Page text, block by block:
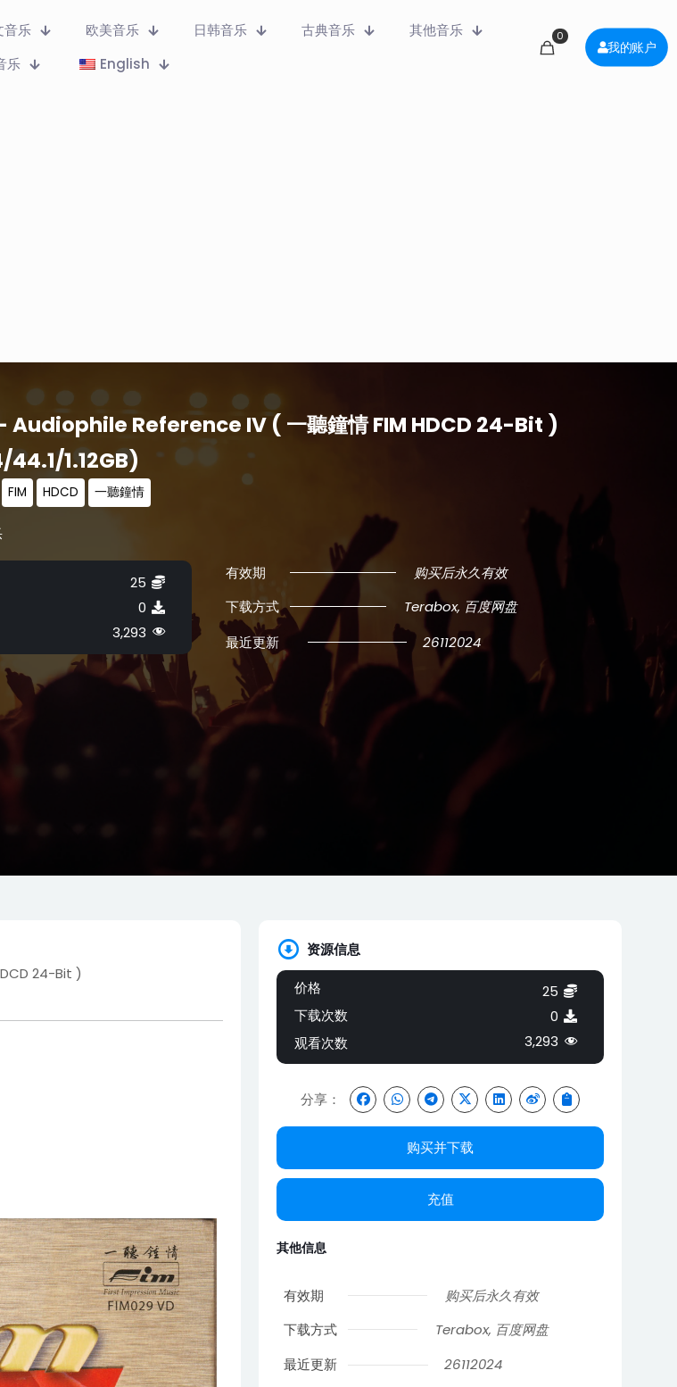
音乐 欧美音乐 日韩音乐 古典音乐
其他音乐
乐
English
0
我的账户
Reference IV ( 一聽鐘情 FIM HDCD 24-Bit )
1.12GB)
FIM HDCD 一聽鐘情
25
0
3,293
有效期
购买后永久有效
下载方式
Terabox, 百度网盘
最近更新
26112024
24-Bit )
资源信息
价格
下载次数
观看次数
25
0
3,293
分享：
购买并下载
充值
其他信息
有效期
购买后永久有效
下载方式
Terabox, 百度网盘
最近更新
26112024